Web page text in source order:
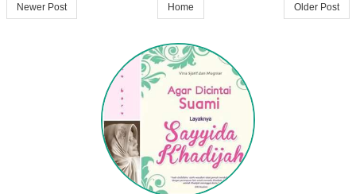
Newer Post Older Post
Home